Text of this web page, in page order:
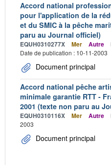
Accord national
pour l'application de la
et du SMIC à la pêche
paru au Journal officiel)
EQUH0310277X Mer Autre
Date de publication : 10-11-2003
Document principal
Accord national pêche
minimale garantie RTT -
2001 (texte non paru au
EQUH0310116X Mer Autre
2003
Document principal